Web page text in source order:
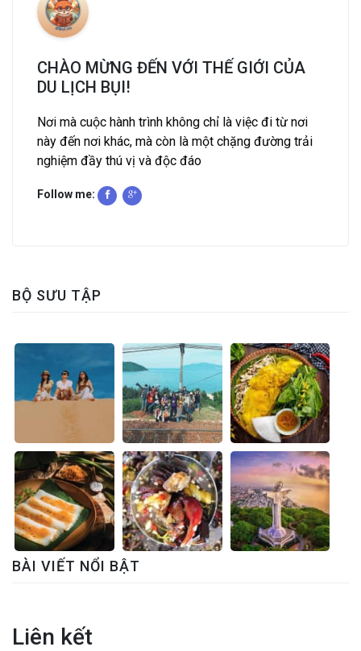
CHÀO MỪNG ĐẾN VỚI THẾ GIỚI CỦA
DU LỊCH BỤI!
Nơi mà cuộc hành trình không chỉ là việc đi từ nơi
này đến nơi khác, mà còn là một chặng đường trải
nghiệm đầy thú vị và độc đáo
Follow me:
BỘ SƯU TẬP
BÀI VIẾT NỔI BẬT
Liên kết